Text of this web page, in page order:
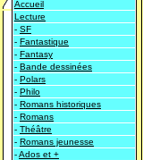
Accueil
Lecture
- SF
- Fantastique
- Fantasy
- Bande dessinées
- Polars
- Philo
- Romans historiques
- Romans
- Théâtre
- Romans jeunesse
-Ados et +